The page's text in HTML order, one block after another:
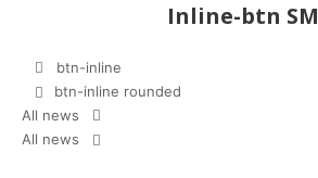
Inline-btn SM
btn-inline
btn-inline rounded
All news
All news